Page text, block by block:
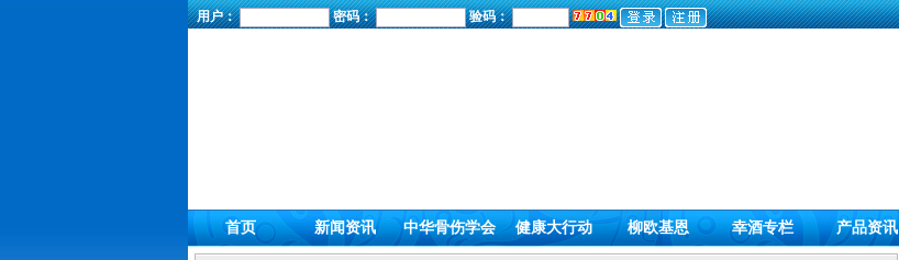
用户： 密码： 验码：
首页 新闻资讯 中华骨伤学会 健康大行动 柳欧基恩 幸酒专栏 产品资讯